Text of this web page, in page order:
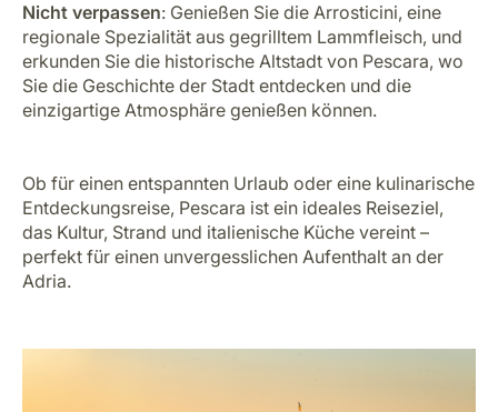
Nicht verpassen: Genießen Sie die Arrosticini, eine
regionale Spezialität aus gegrilltem Lammfleisch, und
erkunden Sie die historische Altstadt von Pescara, wo
Sie die Geschichte der Stadt entdecken und die
einzigartige Atmosphäre genießen können.
Ob für einen entspannten Urlaub oder eine kulinarische
Entdeckungsreise, Pescara ist ein ideales Reiseziel,
das Kultur, Strand und italienische Küche vereint –
perfekt für einen unvergesslichen Aufenthalt an der
Adria.